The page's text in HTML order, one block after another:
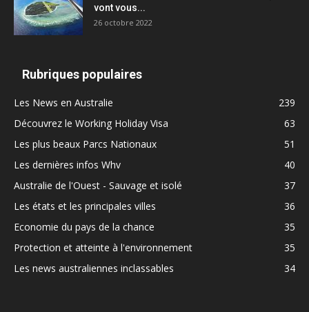
vont vous...
26 octobre 2022
Rubriques populaires
Les News en Australie
239
Découvrez le Working Holiday Visa
63
Les plus beaux Parcs Nationaux
51
Les dernières infos Whv
40
Australie de l'Ouest - Sauvage et isolé
37
Les états et les principales villes
36
Economie du pays de la chance
35
Protection et atteinte à l'environnement
35
Les news australiennes inclassables
34